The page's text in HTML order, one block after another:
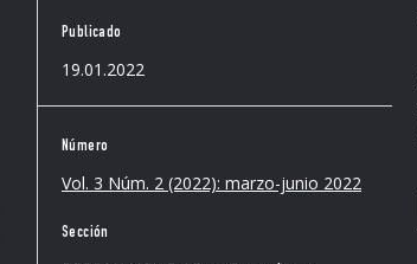
Publicado
19.01.2022
Número
Vol. 3 Núm. 2 (2022): marzo-junio 2022
Sección